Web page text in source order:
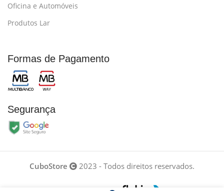
Oficina e Automóveis
Produtos Lar
Formas de Pagamento
Segurança
CuboStore 2023 - Todos direitos reservados.